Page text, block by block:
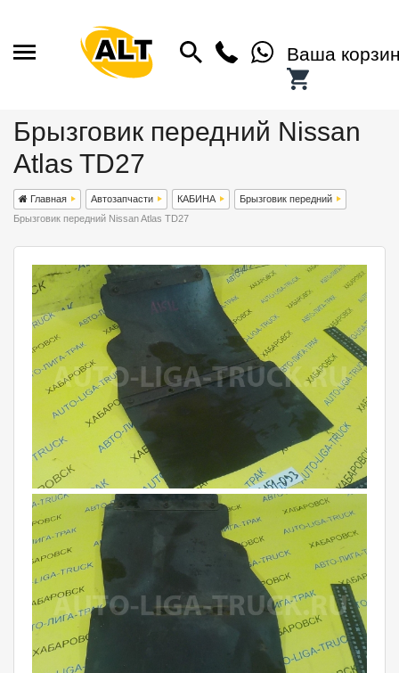
Ваша
Брызговик передний Nissan
Atlas TD27
Главная Автозапчасти КАБИНА
Брызговик передний
Брызговик передний Nissan Atlas TD27